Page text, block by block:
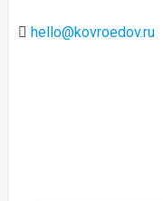
hello@kovroedov.ru